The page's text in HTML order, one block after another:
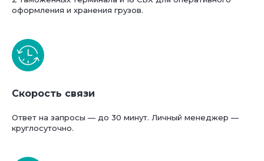
оформления и хранения грузов.
Скорость связи
Ответ на запросы — до 30 минут. Личный менеджер —
круглосуточно.